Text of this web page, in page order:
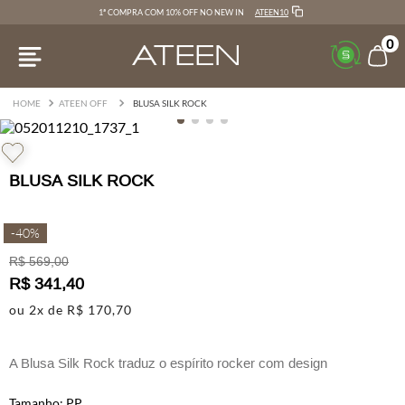
1ª COMPRA COM 10% OFF NO NEW IN ATEEN10
0
ATEEN OFF BLUSA SILK ROCK
BLUSA SILK ROCK
-40%
R$ 569,00
R$ 341,40
ou 2x de R$ 170,70
A Blusa Silk Rock traduz o espírito rocker com design